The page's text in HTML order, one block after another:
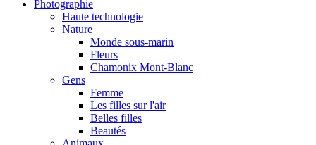
Photographie
Haute technologie
Nature
Monde sous-marin
Fleurs
Chamonix Mont-Blanc
Gens
Femme
Les filles sur l'air
Belles filles
Beautés